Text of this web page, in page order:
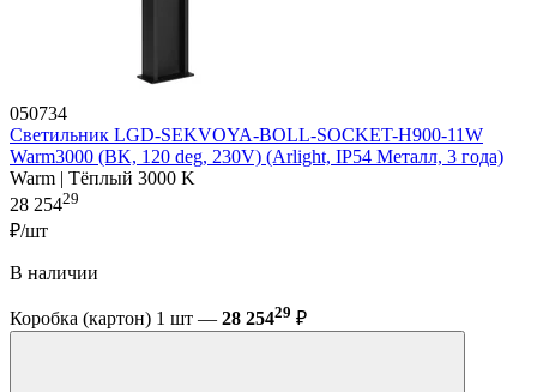
050734
Светильник LGD-SEKVOYA-BOLL-SOCKET-H900-11W
Warm3000 (BK, 120 deg, 230V) (Arlight, IP54 Металл, 3 года)
Warm | Тёплый 3000 K
28 25429
₽/шт
В наличии
Коробка (картон) 1 шт — 28 25429 ₽